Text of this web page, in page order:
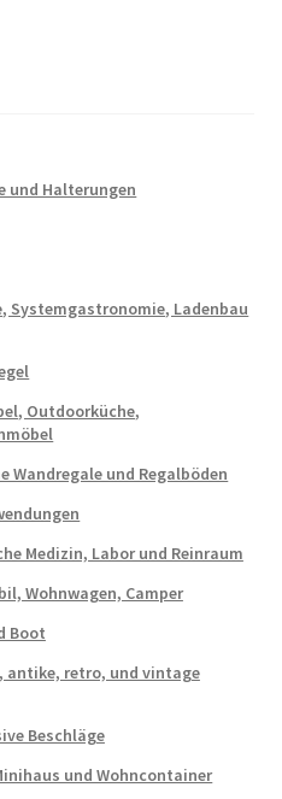
und Halterungen
Systemgastronomie, Ladenbau
Outdoorküche,
Wandregale und Regalböden
Medizin, Labor und Reinraum
Wohnwagen, Camper
Boot
antike, retro, und vintage
Beschläge
und Wohncontainer